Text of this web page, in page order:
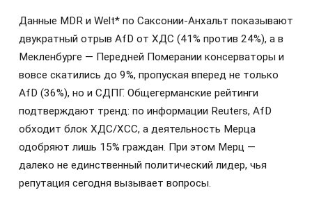
Данные MDR и Welt* по Саксонии-Анхальт показывают
двукратный отрыв AfD от ХДС (41% против 24%), а в
Мекленбурге — Передней Померании консерваторы и
вовсе скатились до 9%, пропуская вперед не только
AfD (36%), но и СДПГ. Общегерманские рейтинги
подтверждают тренд: по информации Reuters, AfD
обходит блок ХДС/ХСС, а деятельность Мерца
одобряют лишь 15% граждан. При этом Мерц —
далеко не единственный политический лидер, чья
репутация сегодня вызывает вопросы.